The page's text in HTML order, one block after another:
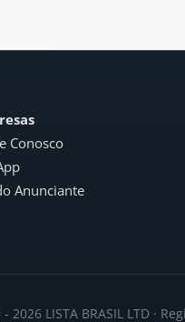
Conosco
Anunciante
2026 LISTA BRASIL LTD ·